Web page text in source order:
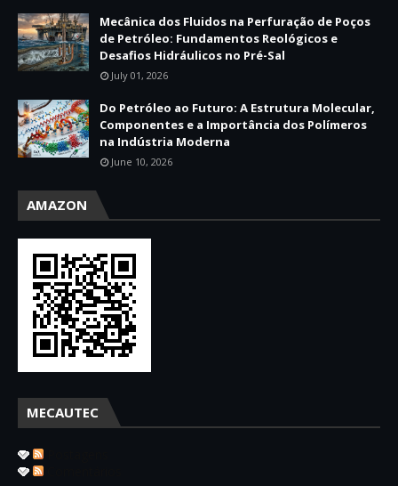
Mecânica dos Fluidos na Perfuração de Poços
de Petróleo: Fundamentos Reológicos e
Desafios Hidráulicos no Pré-Sal
July 01, 2026
Do Petróleo ao Futuro: A Estrutura Molecular,
Componentes e a Importância dos Polímeros
na Indústria Moderna
June 10, 2026
AMAZON
MECAUTEC